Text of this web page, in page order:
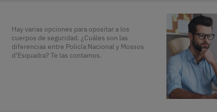
Hay varias opciones para opositar a los
cuerpos de seguridad. ¿Cuáles son las
diferencias entre Policía Nacional y Mossos
d’Esquadra? Te las contamos.